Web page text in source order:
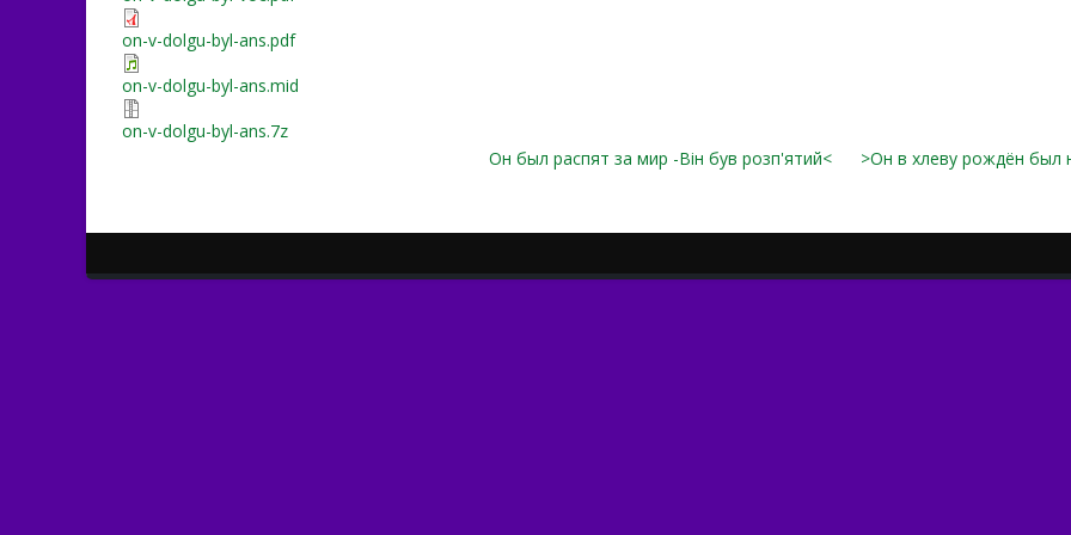
on-v-dolgu-byl-ans.pdf
on-v-dolgu-byl-ans.mid
on-v-dolgu-byl-ans.7z
Он был распят за мир -Він був розп'ятий<
>Он в хлеву рождён был